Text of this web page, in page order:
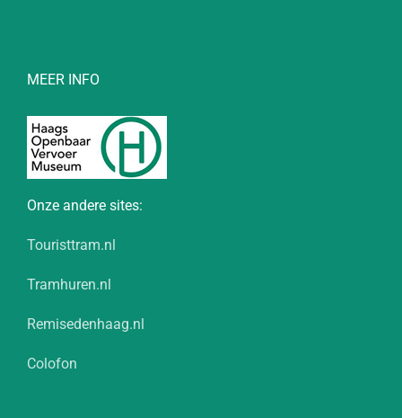
MEER INFO
Onze andere sites:
Touristtram.nl
Tramhuren.nl
Remisedenhaag.nl
Colofon